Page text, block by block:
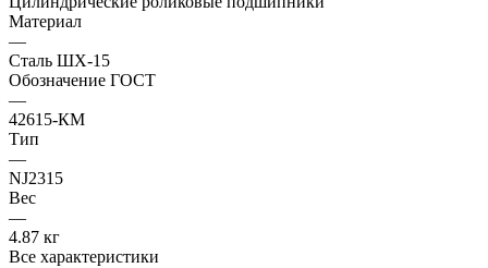
Материал
—
Сталь ШХ-15
Обозначение ГОСТ
—
42615-КМ
Тип
—
NJ2315
Вес
—
4.87 кг
Все характеристики